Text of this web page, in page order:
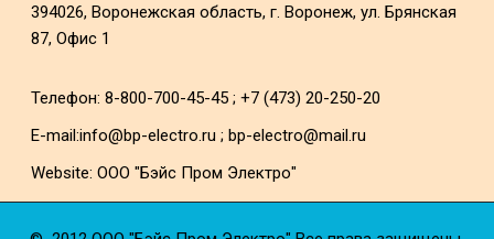
394026, Воронежская область, г. Воронеж, ул. Брянская
87, Офис 1
Телефон: 8-800-700-45-45 ; +7 (473) 20-250-20
E-mail:info@bp-electro.ru ;bp-electro@mail.ru
Website:ООО "Бэйс Пром Электро"